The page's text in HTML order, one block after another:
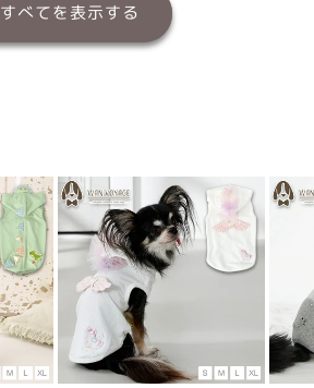
すべてを表示する